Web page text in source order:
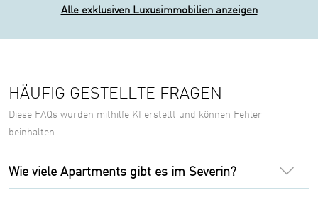
Alle exklusiven Luxusimmobilien anzeigen
HÄUFIG GESTELLTE FRAGEN
Diese FAQs wurden mithilfe KI erstellt und können Fehler
beinhalten.
Wie viele Apartments gibt es im Severin?